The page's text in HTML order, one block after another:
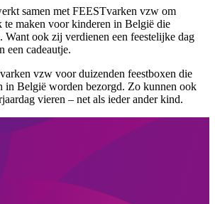
samen met FEESTvarken vzw om
te maken voor kinderen in België die
Want ook zij verdienen een feestelijke dag
een cadeautje.
vzw voor duizenden feestboxen die
in België worden bezorgd. Zo kunnen ook
vieren – net als ieder ander kind.